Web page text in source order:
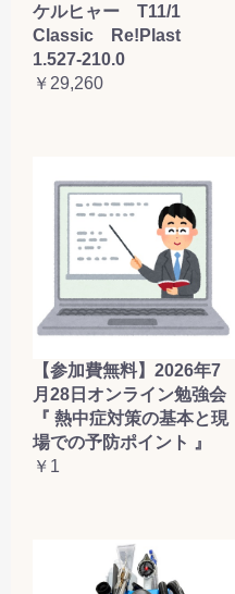
ケルヒャー T11/1
Classic Re!Plast
1.527-210.0
￥29,260
【参加費無料】2026年7
月28日オンライン勉強会
『 熱中症対策の基本と現
場での予防ポイント 』
￥1